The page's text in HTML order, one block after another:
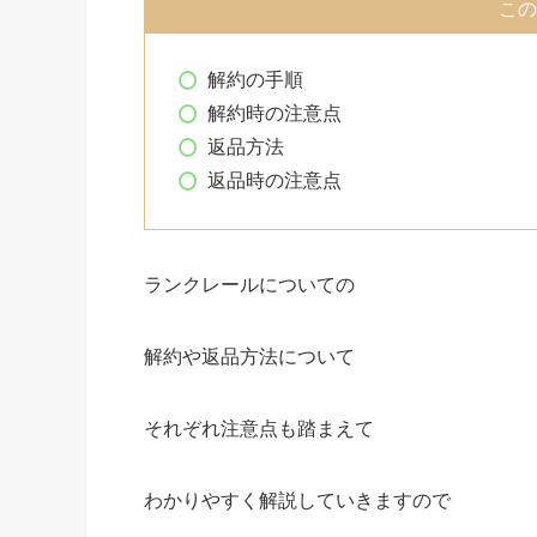
こ
解約の手順
解約時の注意点
返品方法
返品時の注意点
ランクレールについての
解約や返品方法について
それぞれ注意点も踏まえて
わかりやすく解説していきますので